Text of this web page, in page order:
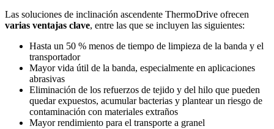
Las soluciones de inclinación ascendente ThermoDrive ofrecen
varias ventajas clave, entre las que se incluyen las siguientes:
Hasta un 50 % menos de tiempo de limpieza de la banda y el
transportador
Mayor vida útil de la banda, especialmente en aplicaciones
abrasivas
Eliminación de los refuerzos de tejido y del hilo que pueden
quedar expuestos, acumular bacterias y plantear un riesgo de
contaminación con materiales extraños
Mayor rendimiento para el transporte a granel